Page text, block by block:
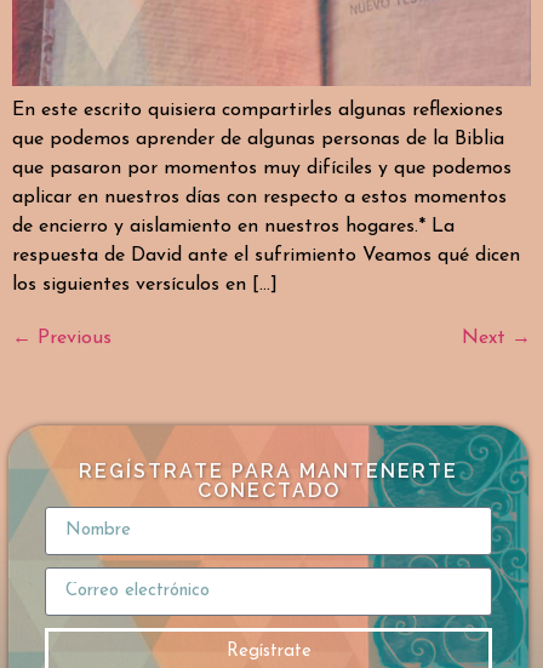
En este escrito quisiera compartirles algunas reflexiones
que podemos aprender de algunas personas de la Biblia
que pasaron por momentos muy difíciles y que podemos
aplicar en nuestros días con respecto a estos momentos
de encierro y aislamiento en nuestros hogares.* La
respuesta de David ante el sufrimiento Veamos qué dicen
los siguientes versículos en […]
← Previous Next →
REGÍSTRATE PARA MANTENERTE
CONECTADO
Regístrate